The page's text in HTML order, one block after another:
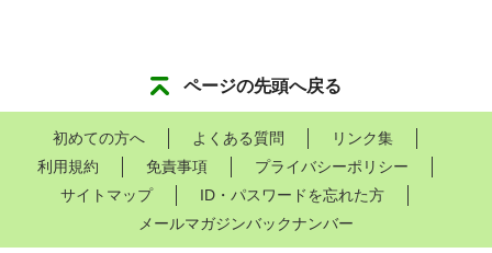
ページの先頭へ戻る
初めての方へ よくある質問
リンク集
利用規約
免責事項
プライバシーポリシー
サイトマップ
ID・パスワードを忘れた方
メールマガジンバックナンバー